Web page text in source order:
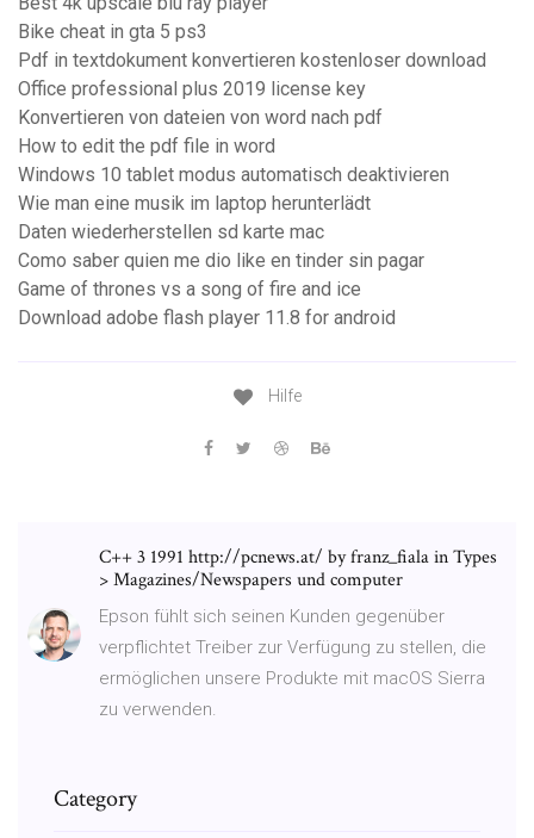
Bike cheat in gta 5 ps3
Pdf in textdokument konvertieren kostenloser download
Office professional plus 2019 license key
Konvertieren von dateien von word nach pdf
How to edit the pdf file in word
Windows 10 tablet modus automatisch deaktivieren
Wie man eine musik im laptop herunterlädt
Daten wiederherstellen sd karte mac
Como saber quien me dio like en tinder sin pagar
Game of thrones vs a song of fire and ice
Download adobe flash player 11.8 for android
Hilfe
C++ 3 1991 http://pcnews.at/ by franz_fiala in Types
> Magazines/Newspapers und computer
Epson fühlt sich seinen Kunden gegenüber
verpflichtet Treiber zur Verfügung zu stellen, die
ermöglichen unsere Produkte mit macOS Sierra
zu verwenden.
Category